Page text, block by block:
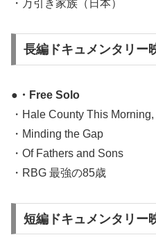
・万引き家族（日本）
長編ドキュメンタリー
●・Free Solo
・Hale County This
・Minding the Gap
・Of Fathers and Sons
・RBG 最強の85歳
短編ドキュメンタリー